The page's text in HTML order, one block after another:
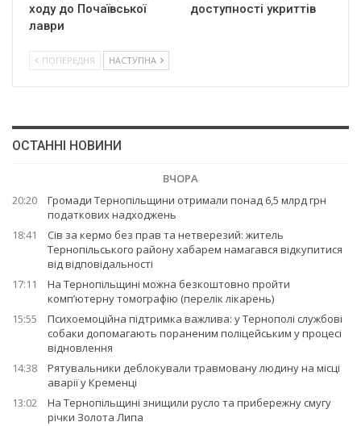
ходу до Почаївської
лаври
доступності укриттів
ПОПЕРЕДНЯ НАСТУПНА
ОСТАННІ НОВИНИ
ВЧОРА
20:20
Громади Тернопільщини отримали понад 6,5 млрд грн
податкових надходжень
18:41
Сів за кермо без прав та нетверезий: житель
Тернопільського району хабарем намагався відкупитися
від відповідальності
17:11
На Тернопільщині можна безкоштовно пройти
комп’ютерну томографію (перелік лікарень)
15:55
Психоемоційна підтримка важлива: у Тернополі службові
собаки допомагають пораненим поліцейським у процесі
відновлення
14:38
Рятувальники деблокували травмовану людину на місці
аварії у Кременці
13:02
На Тернопільщині знищили русло та прибережну смугу
річки Золота Липа